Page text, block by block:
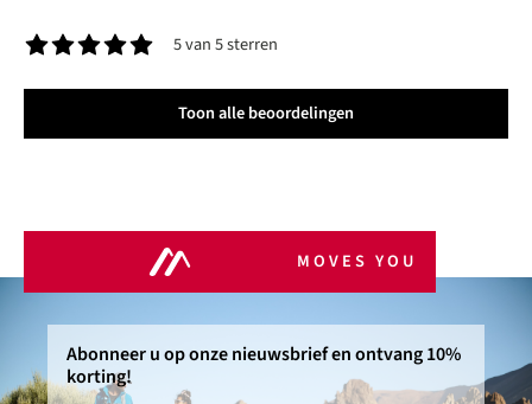
5 van 5 sterren
Toon alle beoordelingen
MOVES YOU
Abonneer u op onze nieuwsbrief en ontvang 10%
korting!